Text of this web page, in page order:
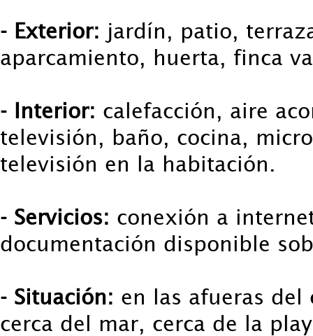
- Exterior: jardín, patio,
aparcamiento, huerta, finca
- Interior: calefacción, aire
televisión, baño, cocina,
televisión en la habitación.
- Servicios: conexión a
documentación disponible
- Situación: en las afueras del
cerca del mar, cerca de la